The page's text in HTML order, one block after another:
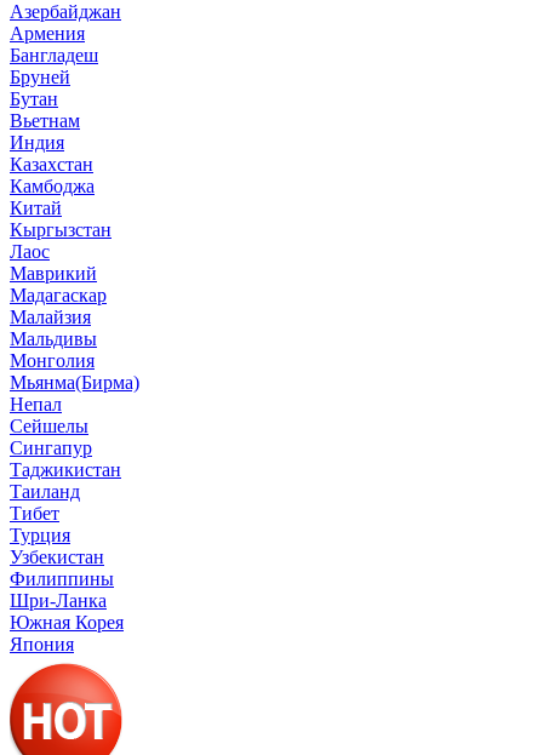
Азербайджан
Армения
Бангладеш
Бруней
Бутан
Вьетнам
Индия
Казахстан
Камбоджа
Китай
Кыргызстан
Лаос
Маврикий
Мадагаскар
Малайзия
Мальдивы
Монголия
Мьянма(Бирма)
Непал
Сейшелы
Сингапур
Таджикистан
Таиланд
Тибет
Турция
Узбекистан
Филиппины
Шри-Ланка
Южная Корея
Япония